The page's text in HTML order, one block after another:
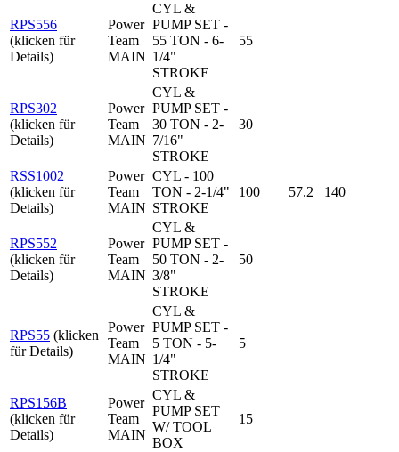
RPS556
(klicken für
Details)
Power
Team
MAIN
CYL &
PUMP SET -
55 TON - 6-
1/4"
STROKE
55
RPS302
(klicken für
Details)
Power
Team
MAIN
CYL &
PUMP SET -
30 TON - 2-
7/16"
STROKE
30
RSS1002
(klicken für
Details)
Power
Team
MAIN
CYL - 100
TON - 2-1/4"
STROKE
100 57.2 140
RPS552
(klicken für
Details)
Power
Team
MAIN
CYL &
PUMP SET -
50 TON - 2-
3/8"
STROKE
50
RPS55 (klicken
für Details)
Power
Team
MAIN
CYL &
PUMP SET -
5 TON - 5-
1/4"
STROKE
5
RPS156B
(klicken für
Details)
Power
Team
MAIN
CYL &
PUMP SET
W/ TOOL
BOX
15